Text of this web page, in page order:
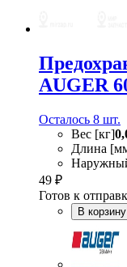
AUGER
Осталось 8 шт.
Вес [кг]
Длина
49 ₽
Готов к
В корзину